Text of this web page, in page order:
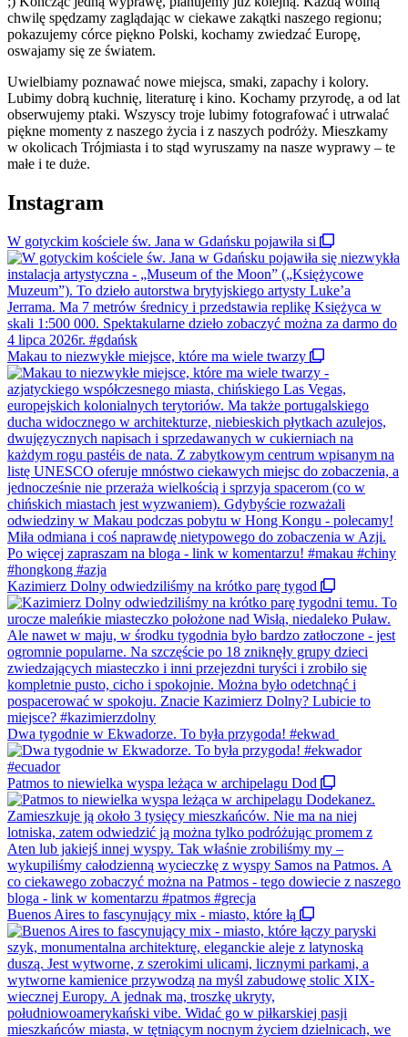
chwilę spędzamy zaglądając w ciekawe zakątki naszego regionu;
pokazujemy córce piękno Polski, kochamy zwiedzać Europę,
oswajamy się ze światem.
Uwielbiamy poznawać nowe miejsca, smaki, zapachy i kolory.
Lubimy dobrą kuchnię, literaturę i kino. Kochamy przyrodę, a od lat
obserwujemy ptaki. Wszyscy troje lubimy fotografować i utrwalać
piękne momenty z naszego życia i z naszych podróży. Mieszkamy
w okolicach Trójmiasta i to stąd wyruszamy na nasze wyprawy – te
małe i te duże.
Instagram
W gotyckim kościele św. Jana w Gdańsku pojawiła si
Makau to niezwykłe miejsce, które ma wiele twarzy
Kazimierz Dolny odwiedziliśmy na krótko parę tygod
Dwa tygodnie w Ekwadorze. To była przygoda! #ekwad
Patmos to niewielka wyspa leżąca w archipelagu Dod
Buenos Aires to fascynujący mix - miasto, które łą